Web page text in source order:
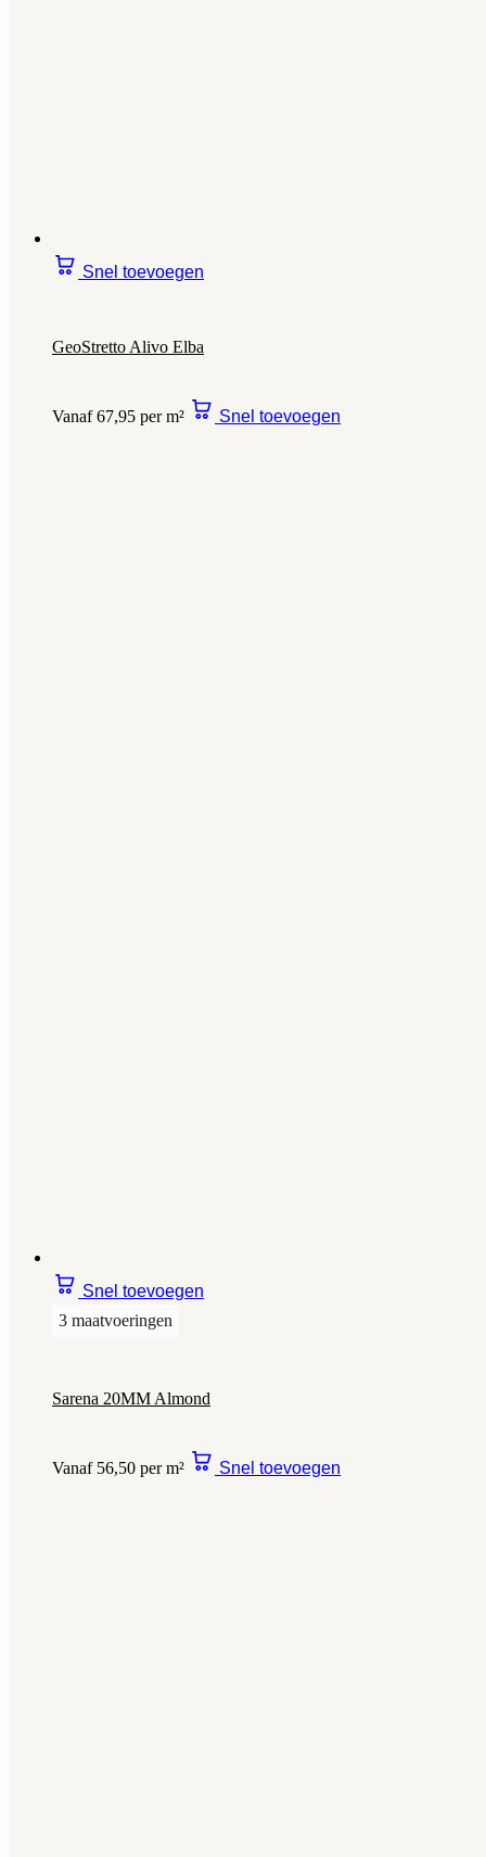
Snel toevoegen
GeoStretto Alivo Elba
Vanaf 67,95 per m² Snel toevoegen
Snel toevoegen
3 maatvoeringen
Sarena 20MM Almond
Vanaf 56,50 per m² Snel toevoegen